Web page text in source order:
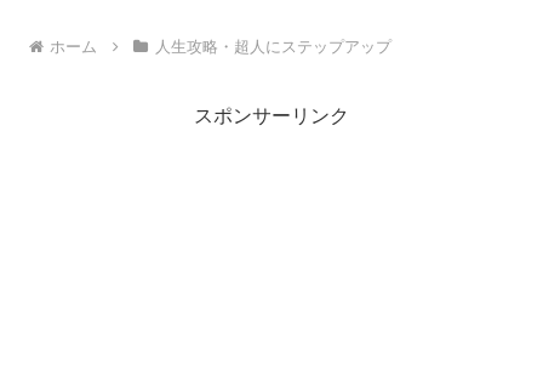
ホーム 人生攻略・超人にステップアップ
スポンサーリンク